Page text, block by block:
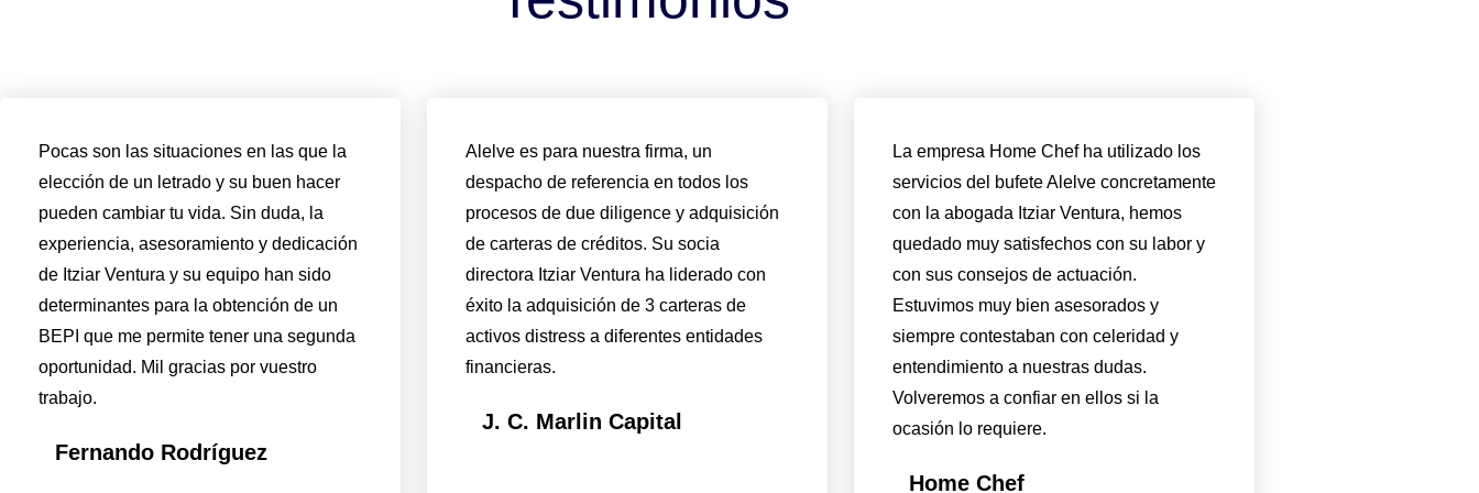
Pocas son las situaciones en las que la
elección de un letrado y su buen hacer
pueden cambiar tu vida. Sin duda, la
experiencia, asesoramiento y dedicación
de Itziar Ventura y su equipo han sido
determinantes para la obtención de un
BEPI que me permite tener una segunda
oportunidad. Mil gracias por vuestro
trabajo.
Fernando Rodríguez
Alelve es para nuestra firma, un
despacho de referencia en todos los
procesos de due diligence y adquisición
de carteras de créditos. Su socia
directora Itziar Ventura ha liderado con
éxito la adquisición de 3 carteras de
activos distress a diferentes entidades
financieras.
J. C. Marlin Capital
La empresa Home Chef ha utilizado los
servicios del bufete Alelve concretamente
con la abogada Itziar Ventura, hemos
quedado muy satisfechos con su labor y
con sus consejos de actuación.
Estuvimos muy bien asesorados y
siempre contestaban con celeridad y
entendimiento a nuestras dudas.
Volveremos a confiar en ellos si la
ocasión lo requiere.
Home Chef